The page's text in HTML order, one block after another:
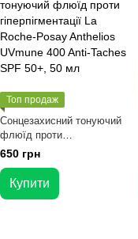
Топ продаж
Сонцезахисний тонуючий
флюїд проти
гіперпігментації La Roche-
Posay Anthelios UVmune
400 Anti-Taches SPF 50+,
50 мл
650 грн
Купити